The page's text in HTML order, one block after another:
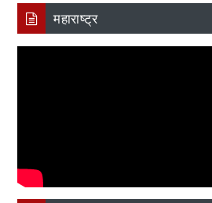
महाराष्ट्र